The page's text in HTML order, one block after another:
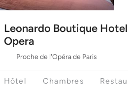
Leonardo Boutique
Opera
Proche de l'Opéra de Paris
Hôtel Chambres